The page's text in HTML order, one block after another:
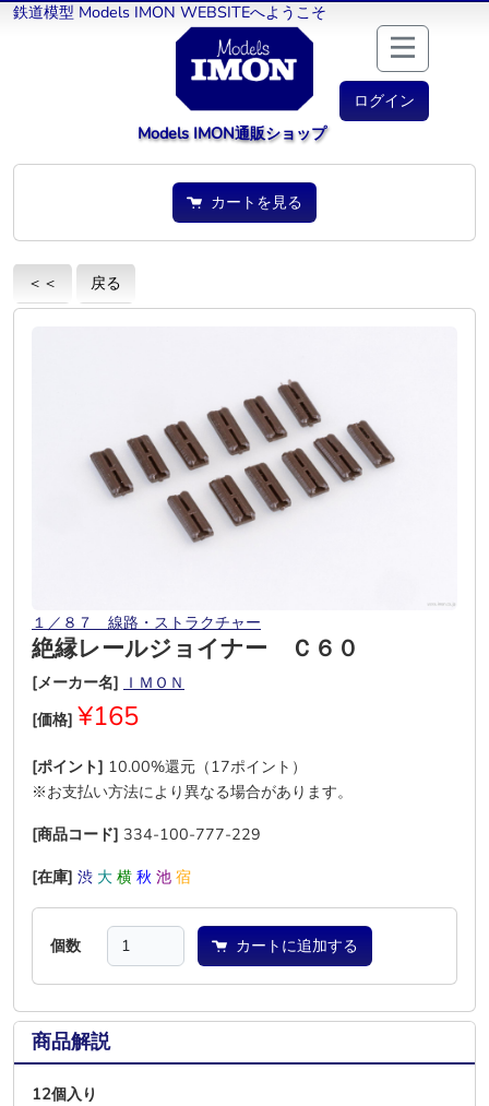
鉄道模型 Models IMON WEBSITEへようこそ
ログイン
Models IMON通販ショップ
カートを見る
＜＜ 戻る
１／８７ 線路・ストラクチャー
絶縁レールジョイナー Ｃ６０
[メーカー名] ＩＭＯＮ
[価格] ¥165
[ポイント] 10.00%還元（17ポイント）
※お支払い方法により異なる場合があります。
[商品コード] 334-100-777-229
[在庫] 渋 大 横 秋 池 宿
個数 カートに追加する
商品解説
12個入り